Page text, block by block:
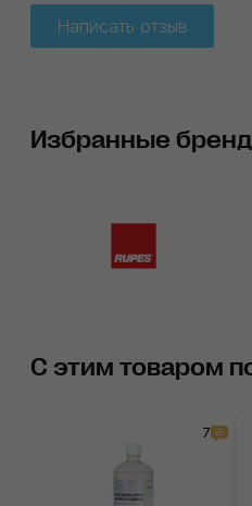
Написать отзыв
Избранные
С этим товаром
7